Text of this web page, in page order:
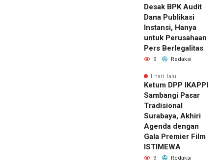
Desak BPK Audit
Dana Publikasi
Instansi, Hanya
untuk Perusahaan
Pers Berlegalitas
9 Redaksi
1 hari lalu
Ketum DPP IKAPPI
Sambangi Pasar
Tradisional
Surabaya, Akhiri
Agenda dengan
Gala Premier Film
ISTIMEWA
9 Redaksi